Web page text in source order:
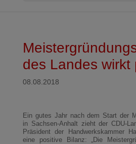
des Landes wirkt
08.08.2018
Ein gutes Jahr nach dem Start der
in Sachsen-Anhalt zieht der CDU-
Präsident der Handwerkskammer
eine positive Bilanz: „Die